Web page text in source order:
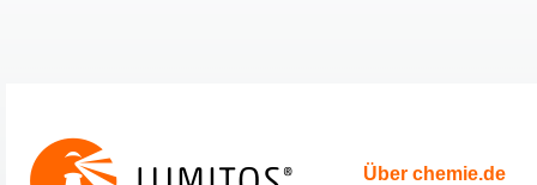
Über chemie.de